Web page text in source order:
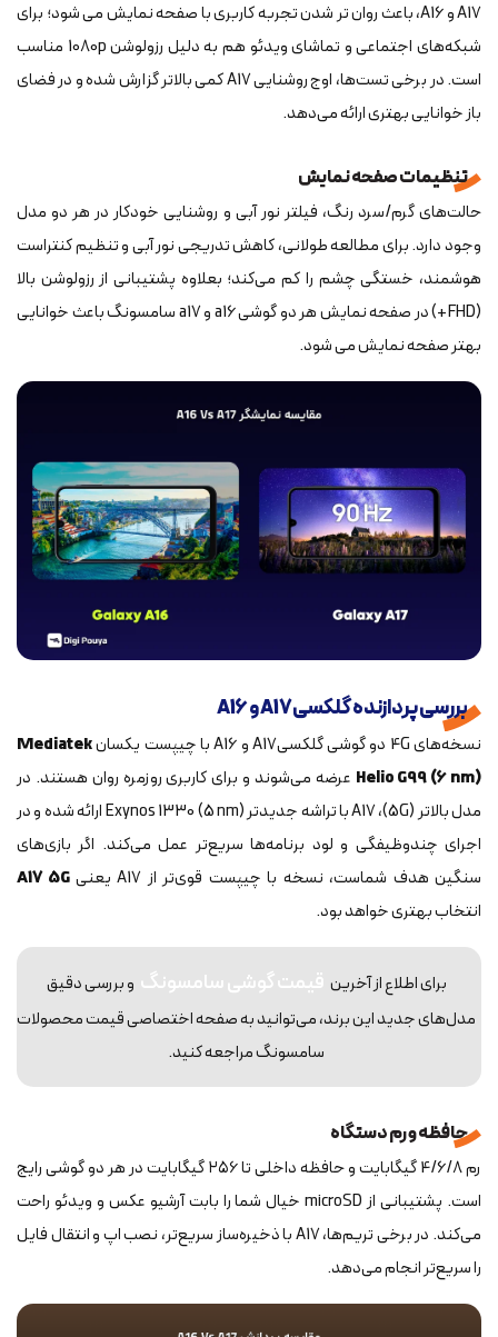
A17 و A16، باعث روان تر شدن تجربه کاربری با صفحه نمایش می شود؛ برای
شبکه‌های اجتماعی و تماشای ویدئو هم به دلیل رزولوشن 1080p مناسب
است. در برخی تست‌ها، اوج روشنایی A17 کمی بالاتر گزارش شده و در فضای
باز خوانایی بهتری ارائه می‌دهد.
تنظیمات صفحه نمایش
حالت‌های گرم/سرد رنگ، فیلتر نور آبی و روشنایی خودکار در هر دو مدل
وجود دارد. برای مطالعه طولانی، کاهش تدریجی نور آبی و تنظیم کنتراست
هوشمند، خستگی چشم را کم می‌کند؛ بعلاوه پشتیبانی از رزولوشن بالا
(FHD+) در صفحه نمایش هر دو گوشی a16 و a17 سامسونگ باعث خوانایی
بهتر صفحه نمایش می شود.
بررسی پردازنده گلکسیA17 و A16
نسخه‌های 4G دو گوشی گلکسیA17 و A16 با چیپست یکسان
Mediatek
Helio G99 (6 nm) عرضه می‌شوند و برای کاربری روزمره روان هستند. در
مدل بالاتر (5G)، A17 با تراشه جدیدتر Exynos 1330 (5 nm) ارائه شده و در
اجرای چندوظیفگی و لود برنامه‌ها سریع‌تر عمل می‌کند. اگر بازی‌های
سنگین هدف شماست، نسخه با چیپست قوی‌تر از A17 یعنی
انتخاب بهتری خواهد بود.
برای اطلاع از آخرین قیمت گوشی سامسونگ و بررسی دقیق
مدل‌های جدید این برند، می‌توانید به صفحه اختصاصی قیمت محصولات
سامسونگ مراجعه کنید.
حافظه و رم دستگاه
رم 4/6/8 گیگابایت و حافظه داخلی تا ۲۵۶ گیگابایت در هر دو گوشی رایج
است. پشتیبانی از microSD خیال شما را بابت آرشیو عکس و ویدئو راحت
می‌کند. در برخی تریم‌ها، A17 با ذخیره‌ساز سریع‌تر، نصب اپ و انتقال فایل
را سریع‌تر انجام می‌دهد.